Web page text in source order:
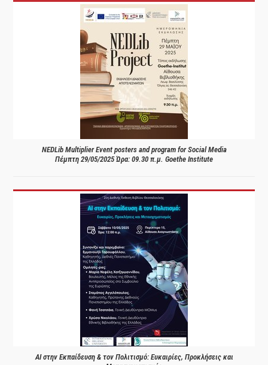
NEDLib Multiplier Event posters and program for Social Media
Πέμπτη 29/05/2025 Ώρα: 09.30 π.μ. Goethe Institute
AI στην Εκπαίδευση & τον Πολιτισμό: Ευκαιρίες, Προκλήσεις και